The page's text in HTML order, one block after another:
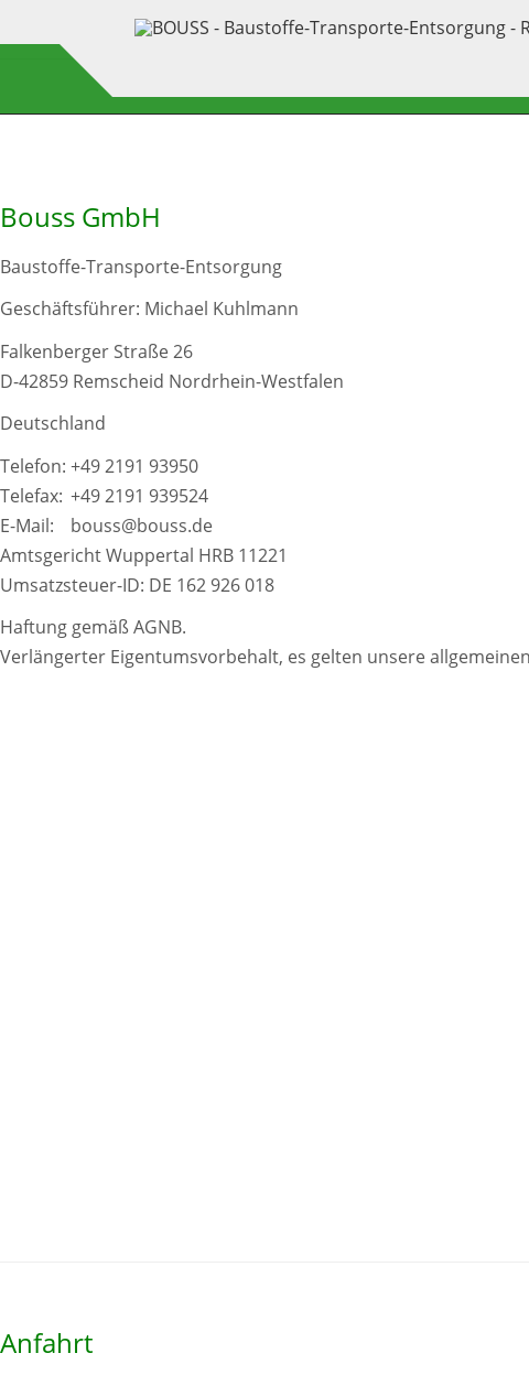
Bouss GmbH
Baustoffe-Transporte-Entsorgung
Geschäftsführer: Michael Kuhlmann
Falkenberger Straße 26
D-42859 Remscheid Nordrhein-Westfalen
Deutschland
Telefon: +49 2191 93950
Telefax: +49 2191 939524
E-Mail:
bouss@bouss.de
Amtsgericht Wuppertal HRB 11221
Umsatzsteuer-ID: DE 162 926 018
Haftung gemäß AGNB.
Verlängerter Eigentumsvorbehalt, es gelten unsere
Anfahrt